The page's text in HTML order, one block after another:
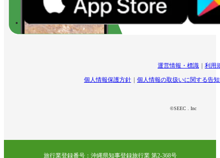
運営情報・標識 利用
個人情報保護方針 個人情報の取扱いに関する告
©SEEC . Inc
旅行業登録番号：沖縄県知事登録旅行業 第2-368号